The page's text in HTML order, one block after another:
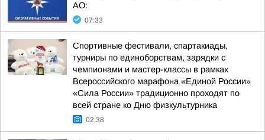
АО:
07:33
Спортивные фестивали, спартакиады,
турниры по единоборствам, зарядки с
чемпионами и мастер-классы в рамках
Всероссийского марафона «Единой России»
«Сила России» традиционно проходят по
всей стране ко Дню физкультурника
02:38